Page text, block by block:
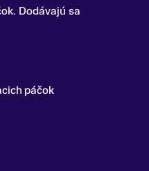
. Dodávajú sa
páčok